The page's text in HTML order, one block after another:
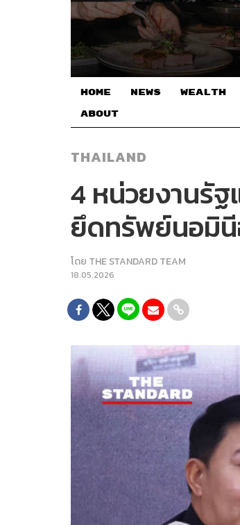
HOME NEWS WEALTH
ABOUT
THAILAND
4 หน่วยงานรั
ยึดทรัพย์นอมินี
โดย THE STANDARD TEAM
18.05.2026